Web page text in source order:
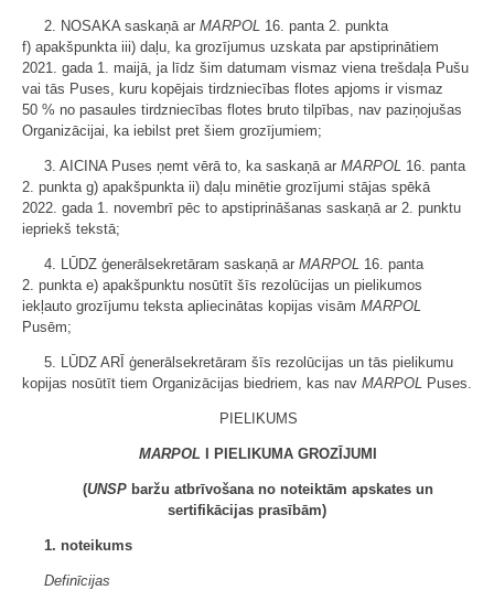
2. NOSAKA saskaņā ar MARPOL 16. panta 2. punkta
f) apakšpunkta iii) daļu, ka grozījumus uzskata par apstiprinātiem
2021. gada 1. maijā, ja līdz šim datumam vismaz viena trešdaļa Pušu
vai tās Puses, kuru kopējais tirdzniecības flotes apjoms ir vismaz
50 % no pasaules tirdzniecības flotes bruto tilpības, nav paziņojušas
Organizācijai, ka iebilst pret šiem grozījumiem;
3. AICINA Puses ņemt vērā to, ka saskaņā ar MARPOL 16. panta
2. punkta g) apakšpunkta ii) daļu minētie grozījumi stājas spēkā
2022. gada 1. novembrī pēc to apstiprināšanas saskaņā ar 2. punktu
iepriekš tekstā;
4. LŪDZ ģenerālsekretāram saskaņā ar MARPOL 16. panta
2. punkta e) apakšpunktu nosūtīt šīs rezolūcijas un pielikumos
iekļauto grozījumu teksta apliecinātas kopijas visām MARPOL
Pusēm;
5. LŪDZ ARĪ ģenerālsekretāram šīs rezolūcijas un tās pielikumu
kopijas nosūtīt tiem Organizācijas biedriem, kas nav MARPOL Puses.
PIELIKUMS
MARPOL I PIELIKUMA GROZĪJUMI
(UNSP baržu atbrīvošana no noteiktām apskates un
sertifikācijas prasībām)
1. noteikums
Definīcijas